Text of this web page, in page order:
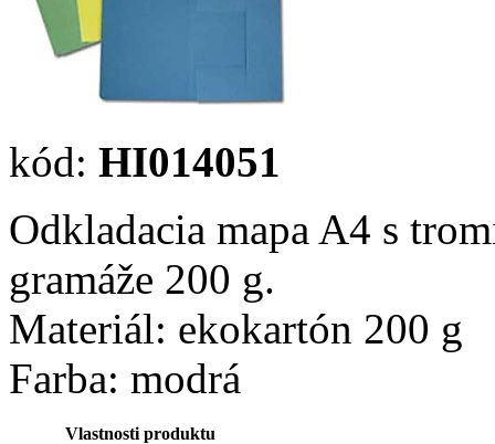
kód: HI014051
Odkladacia mapa A4 s
gramáže 200 g.
Materiál: ekokartón 200 g
Farba: modrá
Vlastnosti produktu